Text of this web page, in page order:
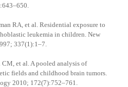
RA, et al. Residential exposure to
leukemia in children. New
337(1):1–7.
et al. A pooled analysis of
fields and childhood brain tumors.
2010; 172(7):752–761.